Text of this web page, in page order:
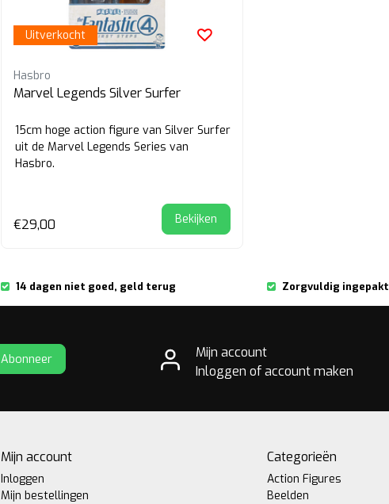
Uitverkocht
Hasbro
Marvel Legends Silver Surfer
15cm hoge action figure van Silver Surfer
uit de Marvel Legends Series van
Hasbro.
€29,00 Bekijken
14 dagen niet goed, geld terug Zorgvuldig ingepakt
Abonneer
Mijn account
Inloggen of account maken
Mijn account
Inloggen
Mijn bestellingen
Categorieën
Action Figures
Beelden